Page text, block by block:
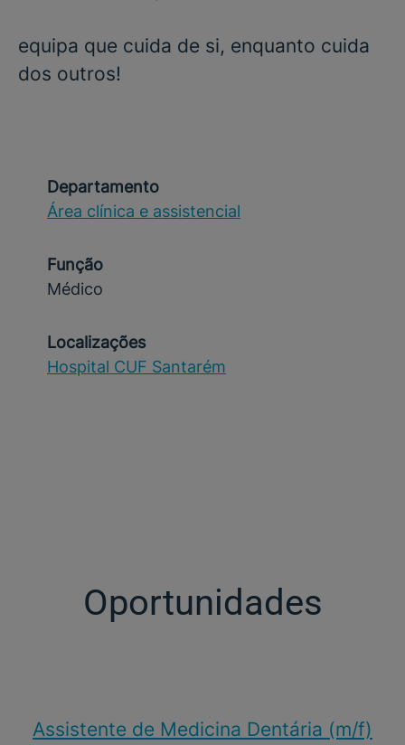
equipa que cuida de si, enquanto cuida
dos outros!
Departamento
Área clínica e assistencial
Função
Médico
Localizações
Hospital CUF Santarém
Oportunidades
Assistente de Medicina Dentária (m/f)​